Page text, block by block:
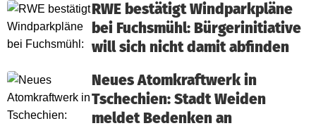
RWE bestätigt Windparkpläne
bei Fuchsmühl: Bürgerinitiative
will sich nicht damit abfinden
Neues Atomkraftwerk in
Tschechien: Stadt Weiden
meldet Bedenken an